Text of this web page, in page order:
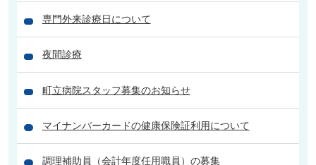
専門外来診療日について
夜間診療
町立病院スタッフ募集のお知らせ
マイナンバーカードの健康保険証利用について
調理補助員（会計年度任用職員）の募集